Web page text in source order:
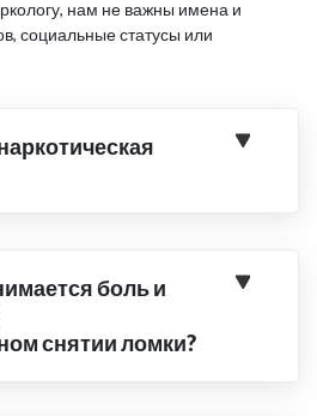
нам не важны имена и
социальные статусы или
боль и
снятии ломки?